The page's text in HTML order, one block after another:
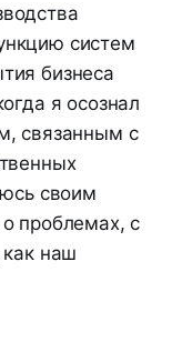
систем
бизнеса
я осознал
связанным с
своим
проблемах, с
наш